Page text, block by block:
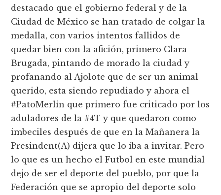
destacado que el gobierno federal y de la
Ciudad de México se han tratado de colgar la
medalla, con varios intentos fallidos de
quedar bien con la afición, primero Clara
Brugada, pintando de morado la ciudad y
profanando al Ajolote que de ser un animal
querido, esta siendo repudiado y ahora el
#PatoMerlin que primero fue criticado por los
aduladores de la #4T y que quedaron como
imbeciles después de que en la Mañanera la
Presindent(A) dijera que lo iba a invitar. Pero
lo que es un hecho el Futbol en este mundial
dejo de ser el deporte del pueblo, por que la
Federación que se apropio del deporte solo